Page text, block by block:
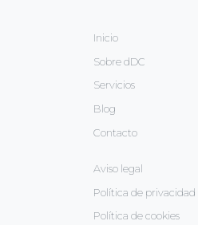
IV
Editores en
Inicio
Sobre dDC
Servicios
Blog
Contacto
Aviso legal
Política de privacidad
Política de cookies